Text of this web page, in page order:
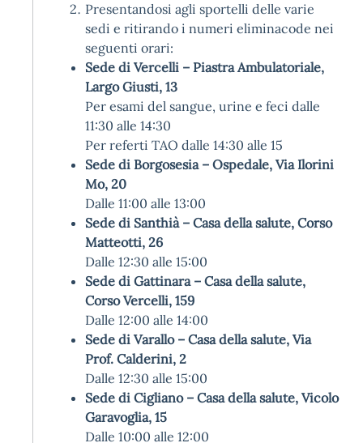
Presentandosi agli sportelli delle varie
sedi e ritirando i numeri eliminacode nei
seguenti orari:
Sede di Vercelli – Piastra Ambulatoriale,
Largo Giusti, 13
Per esami del sangue, urine e feci dalle
11:30 alle 14:30
Per referti TAO dalle 14:30 alle 15
Sede di Borgosesia – Ospedale, Via Ilorini
Mo, 20
Dalle 11:00 alle 13:00
Sede di Santhià – Casa della salute, Corso
Matteotti, 26
Dalle 12:30 alle 15:00
Sede di Gattinara – Casa della salute,
Corso Vercelli, 159
Dalle 12:00 alle 14:00
Sede di Varallo – Casa della salute, Via
Prof. Calderini, 2
Dalle 12:30 alle 15:00
Sede di Cigliano – Casa della salute, Vicolo
Garavoglia, 15
Dalle 10:00 alle 12:00